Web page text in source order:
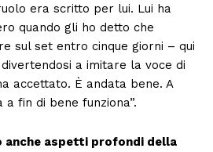
era scritto per lui. Lui ha
quando gli ho detto che
sul set entro cinque giorni – qui
a imitare la voce di
accettato. È andata bene. A
fin di bene funziona”.
anche aspetti profondi della